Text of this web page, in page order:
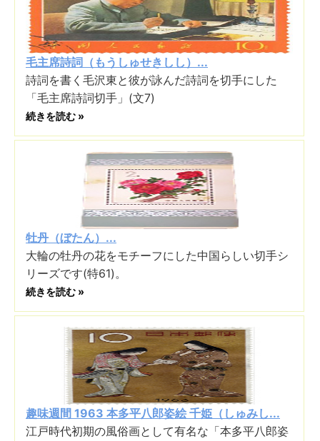
毛主席詩詞（もうしゅせきしし）...
詩詞を書く毛沢東と彼が詠んだ詩詞を切手にした
「毛主席詩詞切手」(文7)
続きを読む »
牡丹（ぼたん）...
大輪の牡丹の花をモチーフにした中国らしい切手シ
リーズです(特61)。
続きを読む »
趣味週間 1963 本多平八郎姿絵 千姫（しゅみし...
江戸時代初期の風俗画として有名な「本多平八郎姿